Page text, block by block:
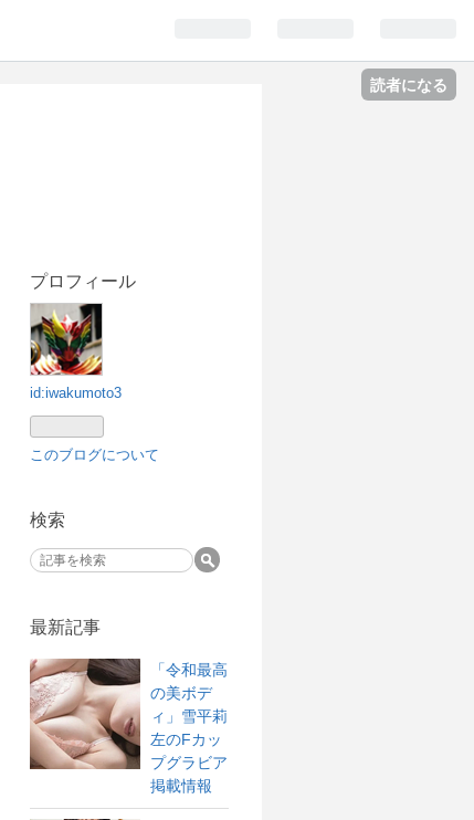
読者になる
プロフィール
id:iwakumoto3
このブログについて
検索
最新記事
「令和最高
の美ボデ
ィ」雪平莉
左のFカッ
プグラビア
掲載情報